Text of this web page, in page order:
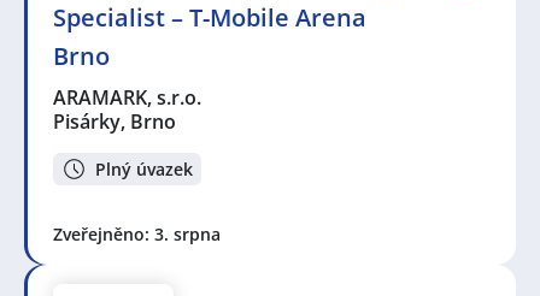
Specialist – T-Mobile Arena
Brno
ARAMARK, s.r.o.
Pisárky, Brno
Plný úvazek
Zveřejněno: 3. srpna